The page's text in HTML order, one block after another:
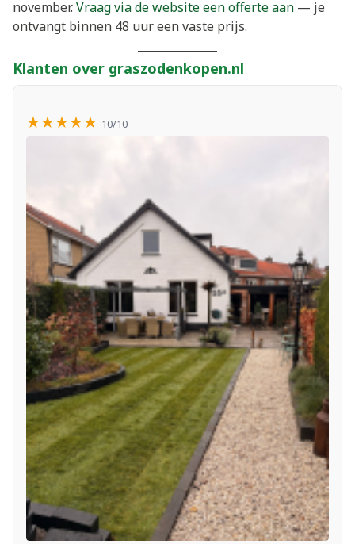
november.Vraag via de website een offerte aan — je
ontvangt binnen 48 uur een vaste prijs.
Klanten over graszodenkopen.nl
★★★★★ 10/10